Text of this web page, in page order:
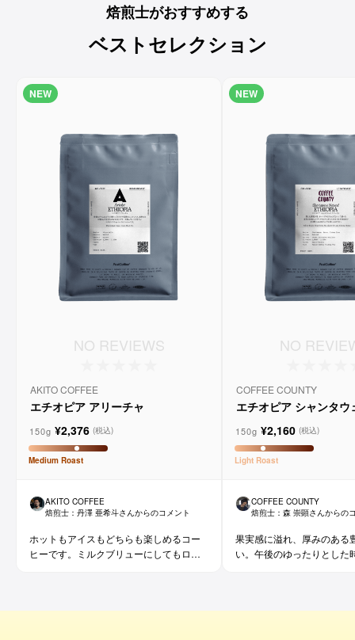
焙煎士がおすすめする
ベストセレクション
NEW
NO REVIEWS
AKITO COFFEE
エチオピア アリーチャ
150g ¥2,376 (税込)
Medium Roast
AKITO COFFEE
焙煎士： 丹澤 亜希斗さんからのコメント
ホットもアイスもどちらも楽しめるコー
ヒーです。ミルクブリューにしてもロイ
NEW
NO
COFFEE COUNTY
エチオピア シャンタウ
150g ¥2,160 (税込)
Light Roast
COFFEE COUNTY
焙煎士： 森 崇顕さんからの
果実感に溢れ、厚みのある
い。午後のゆったりとした